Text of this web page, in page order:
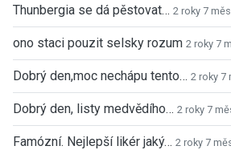
Thunbergia se dá pěstovat… 2 roky 7
ono staci pouzit selsky rozum 2 roky 7
Dobrý den,moc nechápu tento… 2 roky 7
Dobrý den, listy medvědího… 2 roky 7
Famózní. Nejlepší likér jaký… 2 roky 7